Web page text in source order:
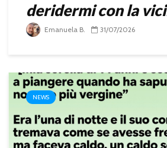
deridermi con la
Emanuela B. 31/07/2026
NEWS